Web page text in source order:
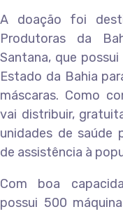
A doação foi
Produtoras da
Santana, que
Estado da Bahia
máscaras. Como
vai distribuir,
unidades de saúde
de assistência à
Com boa
possui 500